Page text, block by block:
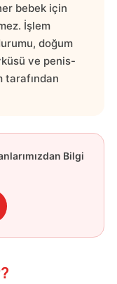
bebek için
İşlem
doğum
ve penis-
tarafından
Bilgi